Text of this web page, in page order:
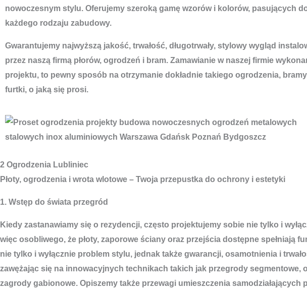
nowoczesnym stylu. Oferujemy szeroką gamę wzorów i kolorów, pasujących
każdego rodzaju zabudowy.
Gwarantujemy najwyższą jakość, trwałość, długotrwały, stylowy wygląd
przez naszą firmą płorów, ogrodzeń i bram. Zamawianie w naszej firmie
projektu, to pewny sposób na otrzymanie dokładnie takiego ogrodzenia,
furtki, o jaką się prosi.
2 Ogrodzenia Lubliniec
Płoty, ogrodzenia i wrota wlotowe – Twoja przepustka do ochrony i estetyki
1. Wstęp do świata przegród
Kiedy zastanawiamy się o rezydencji, często projektujemy sobie nie tylko i
więc osobliwego, że płoty, zaporowe ściany oraz przejścia dostępne spełniają
nie tylko i wyłącznie problem stylu, jednak także gwarancji, osamotnienia i
zawężając się na innowacyjnych technikach takich jak przegrody
zagrody gabionowe. Opiszemy także przewagi umieszczenia